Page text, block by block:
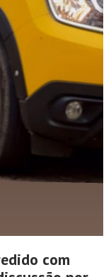
com